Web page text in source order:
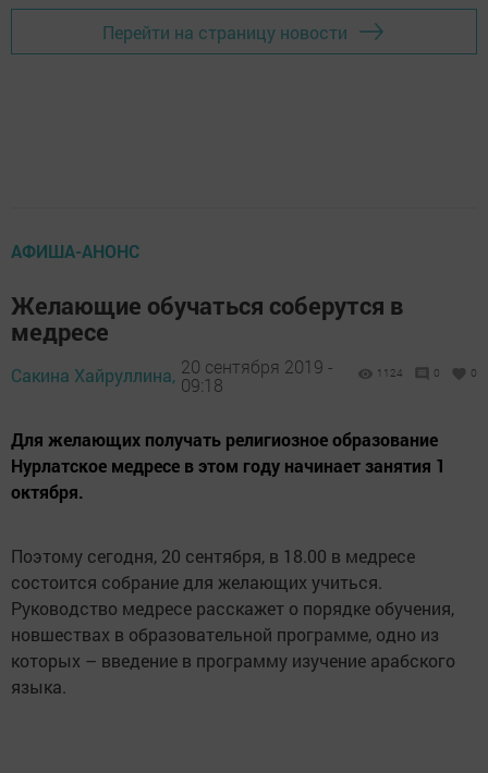
Перейти на страницу новости
АФИША-АНОНС
Желающие обучаться соберутся в
медресе
Сакина Хайруллина, 20 сентября 2019 -
09:18
1124 0 0
Для желающих получать религиозное образование
Нурлатское медресе в этом году начинает занятия 1
октября.
Поэтому сегодня, 20 сентября, в 18.00 в медресе
состоится собрание для желающих учиться.
Руководство медресе расскажет о порядке обучения,
новшествах в образовательной программе, одно из
которых – введение в программу изучение арабского
языка.